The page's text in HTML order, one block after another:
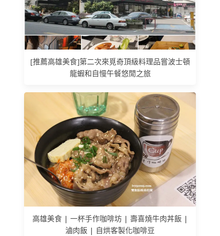
[推薦高雄美食]第二次來覓奇頂級料理品嘗波士頓
龍蝦和自慢午餐悠閒之旅
高雄美食 | 一杯手作咖啡坊 | 壽喜燒牛肉丼飯 |
滷肉飯 | 自烘客製化咖啡豆